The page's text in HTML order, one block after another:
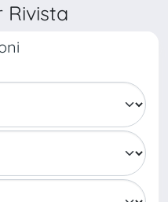
Rivista